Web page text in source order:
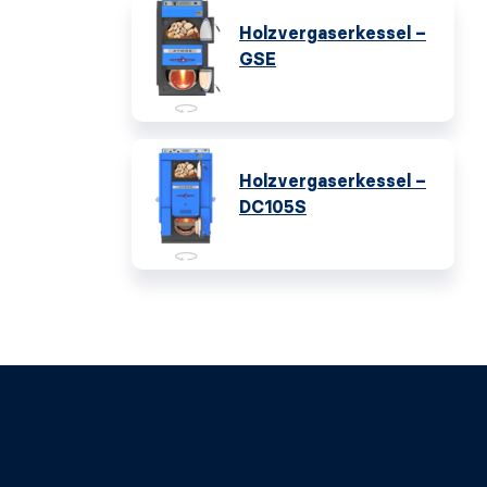
Holzvergaserkessel –
GSE
Holzvergaserkessel –
DC105S